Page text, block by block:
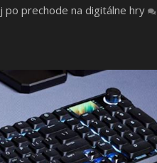
po prechode na digitálne hry